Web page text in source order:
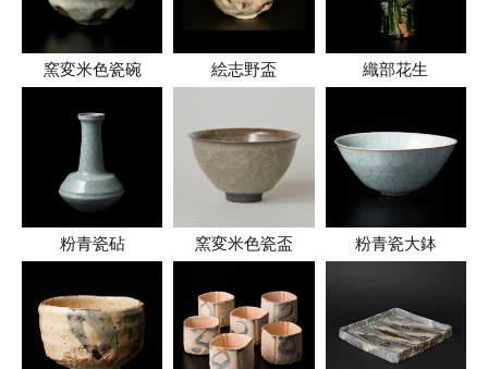
窯変米色瓷碗 絵志野盃 織部花生
粉青瓷砧 窯変米色瓷盃 粉青瓷大鉢